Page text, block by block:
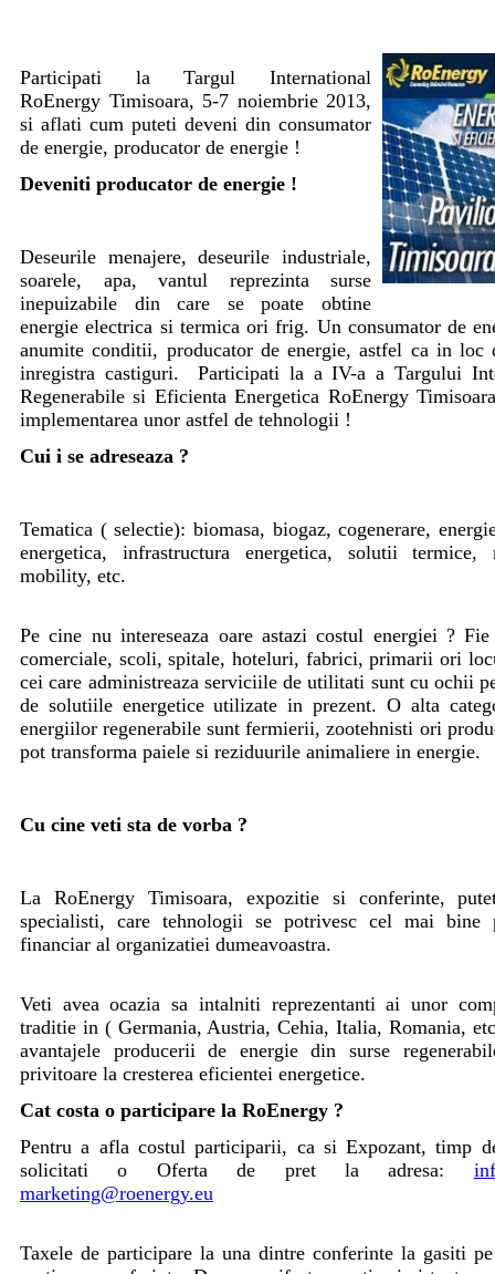
Participati la Targul International
RoEnergy Timisoara, 5-7 noiembrie 2013,
si aflati cum puteti deveni din consumator
de energie, producator de energie !
Deveniti producator de energie !
Deseurile menajere, deseurile industriale,
soarele, apa, vantul reprezinta surse
inepuizabile din care se poate obtine
energie electrica si termica ori frig. Un consumator de
anumite conditii, producator de energie, astfel ca in loc
inregistra castiguri. Participati la a IV-a a Targului
Regenerabile si Eficienta Energetica RoEnergy
implementarea unor astfel de tehnologii !
Cui i se adreseaza ?
Tematica ( selectie): biomasa, biogaz, cogenerare,
energetica, infrastructura energetica, solutii termice,
mobility, etc.
Pe cine nu intereseaza oare astazi costul energiei ?
comerciale, scoli, spitale, hoteluri, fabrici, primarii ori
cei care administreaza serviciile de utilitati sunt cu ochii
de solutiile energetice utilizate in prezent. O alta
energiilor regenerabile sunt fermierii, zootehnisti ori
pot transforma paiele si reziduurile animaliere in energie.
Cu cine veti sta de vorba ?
La RoEnergy Timisoara, expozitie si conferinte,
specialisti, care tehnologii se potrivesc cel mai
financiar al organizatiei dumeavoastra.
Veti avea ocazia sa intalniti reprezentanti ai unor
traditie in ( Germania, Austria, Cehia, Italia, Romania,
avantajele producerii de energie din surse
privitoare la cresterea eficientei energetice.
Cat costa o participare la RoEnergy ?
Pentru a afla costul participarii, ca si Expozant, timp
solicitati o Oferta de pret la adresa:
marketing@roenergy.eu
Taxele de participare la una dintre conferinte la gasiti